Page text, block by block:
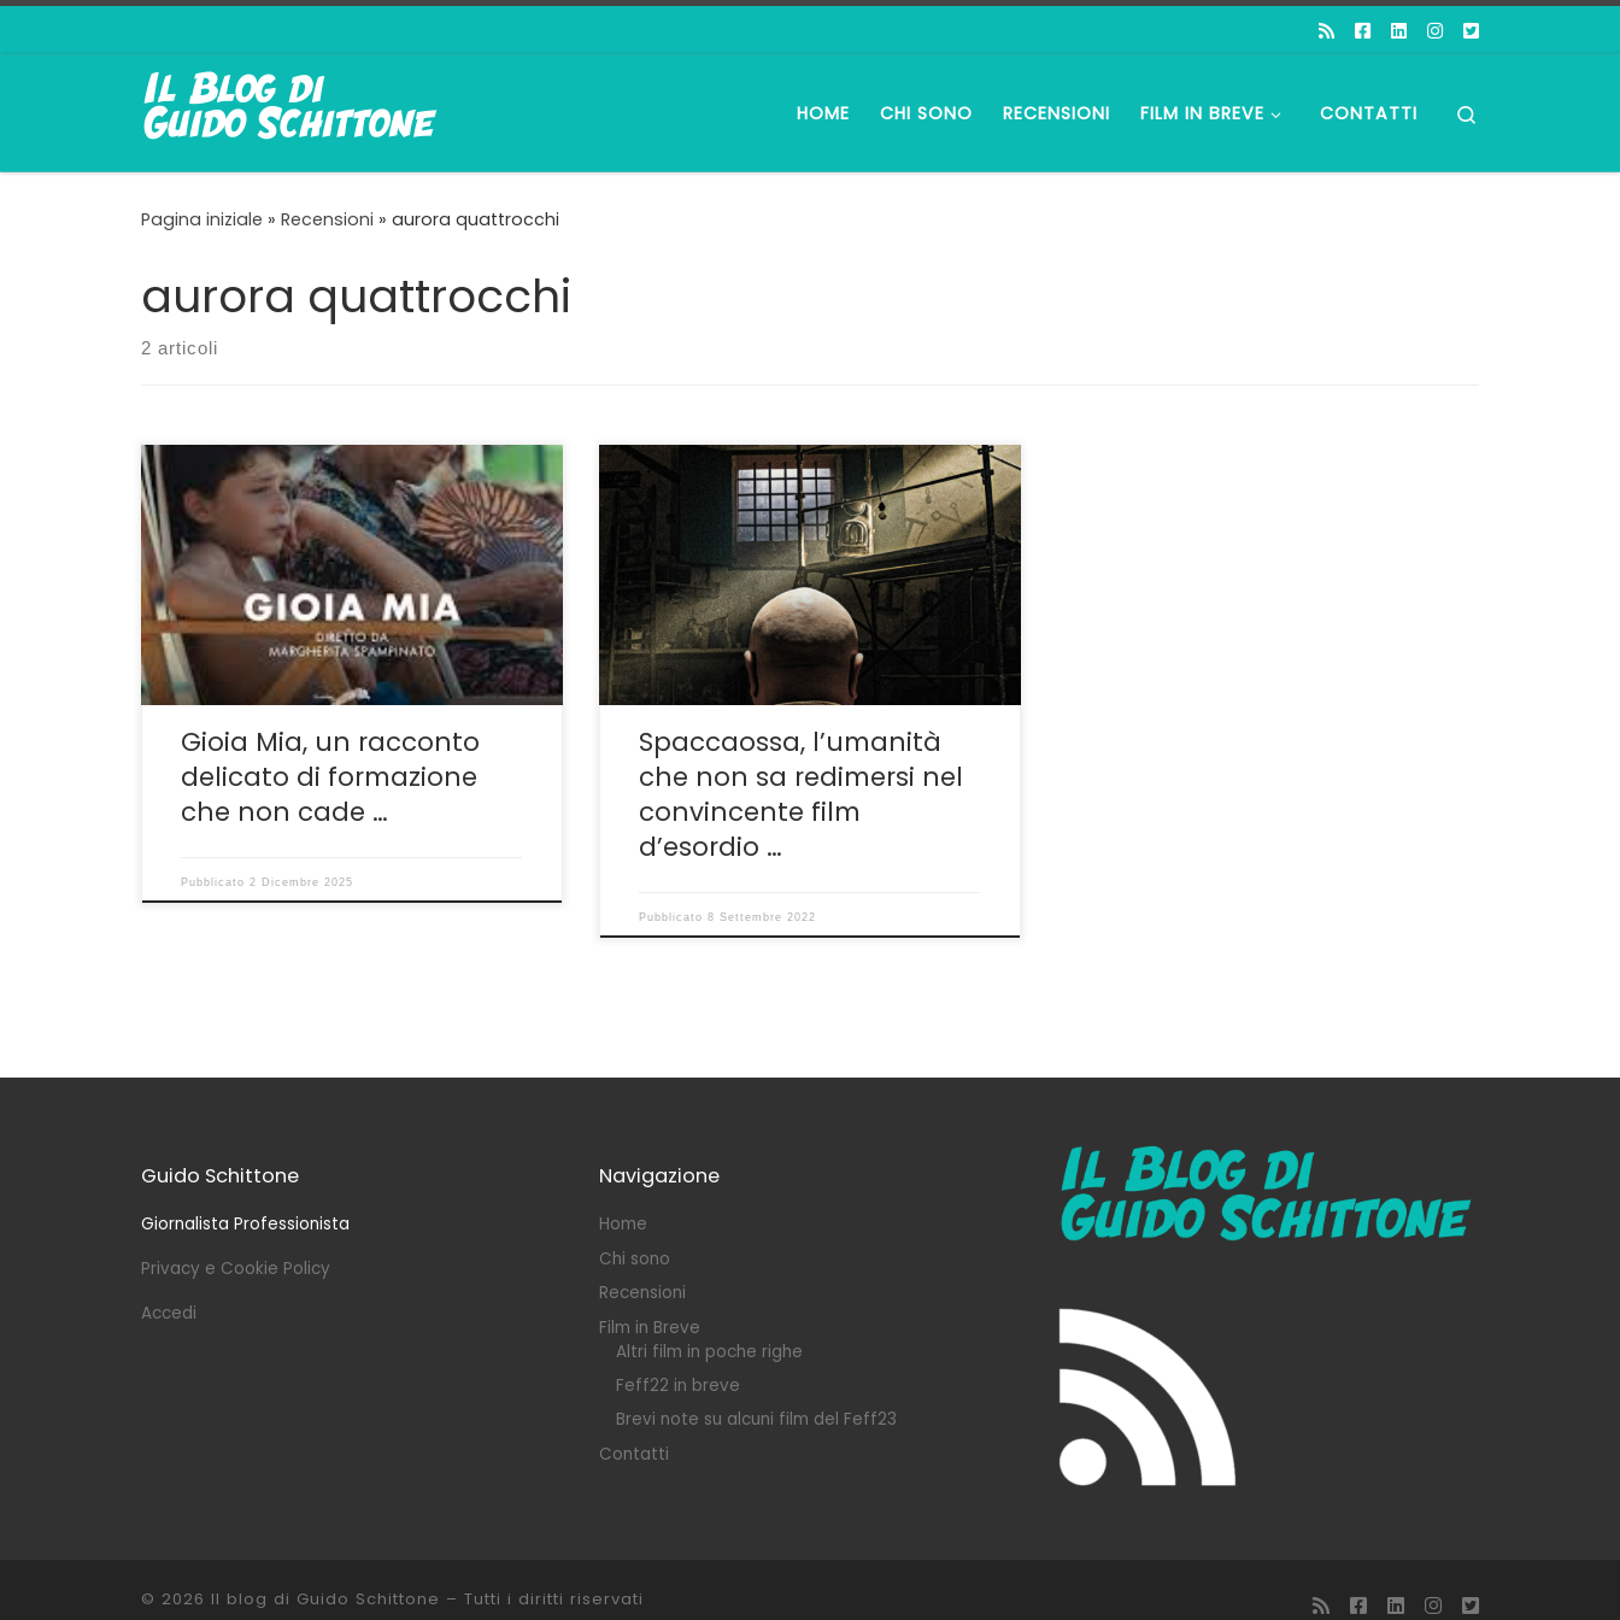
HOME CHI SONO RECENSIONI FILM IN BREVE CONTATTI
Pagina iniziale » Recensioni » aurora quattrocchi
aurora quattrocchi
2 articoli
Un esordio con fiocchi Al primo
lungometraggio Margherita Spampinato
dimostra di sapere benissimo dove andare a
parare. D’altronde non si tratta di una neofita
in senso tecnico. Negli anni ha potuto
lavorare come segretaria di edizione o
supervisore alle sceneggiature o al casting a
fianco di molti autori interessanti,
Michelangelo […]
Gioia Mia, un racconto
delicato di formazione
che non cade …
Pubblicato 2 Dicembre 2025
<< Siamo nessuno mischiato con niente >> È
una delle tanti frasi scandite dal
protagonista di Spaccaossa, il riuscito film del
debuttante alla regia ma attore di spessore
Vincenzo Pirrotta presentato nelle Giornate
degli Autori al festival di Venezia 2022.
Un’opera che sottolinea quanto il coraggio di
intraprendere strade diverse […]
Spaccaossa, l’umanità
che non sa redimersi nel
convincente film
d’esordio …
Pubblicato8 Settembre 2022
Guido Schittone
Giornalista Professionista
Privacy e Cookie Policy
Accedi
Navigazione
Home
Chi sono
Recensioni
Film in Breve
Altri film in poche righe
Feff22 in breve
Brevi note su alcuni film del Feff23
Contatti
© 2026 Il blog di Guido Schittone – Tutti i diritti riservati